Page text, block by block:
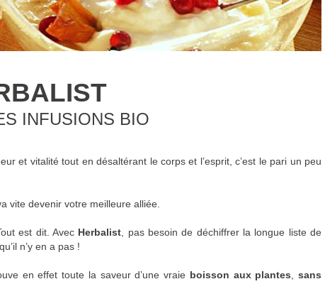
INFUSIONS BIO
et vitalité tout en désaltérant le corps et l’esprit, c’est le pari un peu
vite devenir votre meilleure alliée.
est dit. Avec Herbalist , pas besoin de déchiffrer la longue liste de
n’y en a pas !
en effet toute la saveur d’une vraie boisson aux plantes
sans